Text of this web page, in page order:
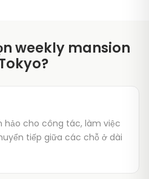
weekly mansion
hảo cho công tác, làm việc
tiếp giữa các chỗ ở dài